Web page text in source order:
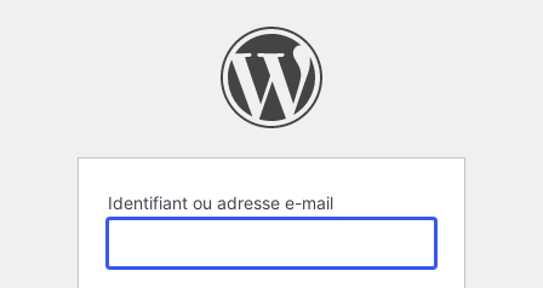
Identifiant ou adresse e-mail